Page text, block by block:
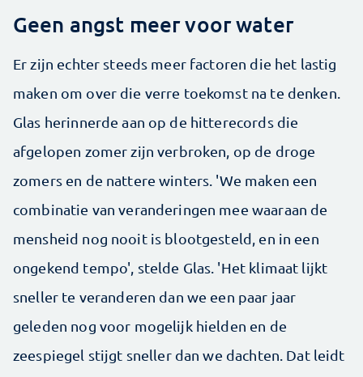
Geen angst meer voor water
Er zijn echter steeds meer factoren die het lastig
maken om over die verre toekomst na te denken.
Glas herinnerde aan op de hitterecords die
afgelopen zomer zijn verbroken, op de droge
zomers en de nattere winters. 'We maken een
combinatie van veranderingen mee waaraan de
mensheid nog nooit is blootgesteld, en in een
ongekend tempo', stelde Glas. 'Het klimaat lijkt
sneller te veranderen dan we een paar jaar
geleden nog voor mogelijk hielden en de
zeespiegel stijgt sneller dan we dachten. Dat leidt